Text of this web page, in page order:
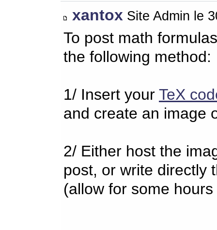
xantox Site Admin le
To post math
the following method:
1/ Insert your TeX
and create an image
2/ Either host the
post, or write directly
(allow for some